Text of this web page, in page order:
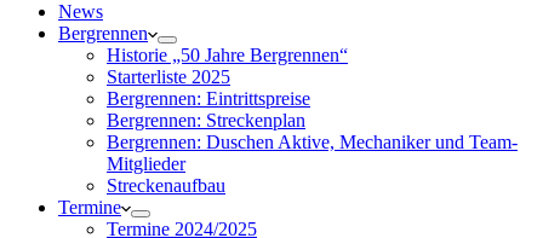
News
Bergrennen
Historie „50 Jahre Bergrennen“
Starterliste 2025
Bergrennen: Eintrittspreise
Bergrennen: Streckenplan
Bergrennen: Duschen Aktive, Mechaniker und Team-
Mitglieder
Streckenaufbau
Termine
Termine 2024/2025